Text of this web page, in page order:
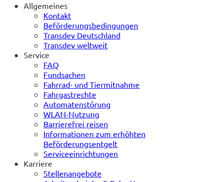
Allgemeines
Kontakt
Beförderungsbedingungen
Transdev Deutschland
Transdev weltweit
Service
FAQ
Fundsachen
Fahrrad- und Tiermitnahme
Fahrgastrechte
Automatenstörung
WLAN-Nutzung
Barrierefrei reisen
Informationen zum erhöhten
Beförderungsentgelt
Serviceeinrichtungen
Karriere
Stellenangebote